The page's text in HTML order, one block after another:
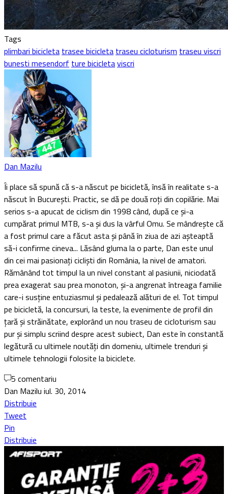
Tags
plimbari bicicleta trasee bicicleta traseu cicloturism traseu viscri
bunesti mesendorf ture bicicletaviscri
Dan Mazilu
Îi place să spună că s-a născut pe bicicletă, însă în realitate s-a
născut în București. Practic, se dă pe două roți din copilărie. Mai
serios s-a apucat de ciclism din 1998 când, după ce și-a
cumpărat primul MTB, s-a și dus la vârful Omu. Se mândrește că
a fost primul care a făcut asta și până în ziua de azi așteaptă
să-i confirme cineva... Lăsând gluma la o parte, Dan este unul
din cei mai pasionați cicliști din România, la nivel de amatori.
Rămânând tot timpul la un nivel constant al pasiunii, niciodată
prea exagerat sau prea monoton, și-a angrenat întreaga familie
care-i susține entuziasmul și pedalează alături de el. Tot timpul
pe bicicletă, la concursuri, la teste, la evenimente de profil din
țară și străinătate, explorând un nou traseu de cicloturism sau
pur și simplu scriind despre acest subiect, Dan este în constantă
legătură cu ultimele noutăți din domeniu, ultimele trenduri și
ultimele tehnologii folosite la biciclete.
5 comentariu
Dan Mazilu iul. 30, 2014
Distribuie
Tweet
Pin
Distribuie